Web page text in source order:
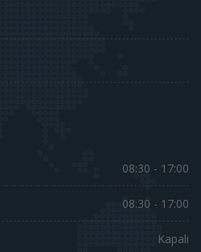
08:30 - 17:00
08:30 - 17:00
Kapalı